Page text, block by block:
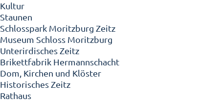
Kultur
Staunen
Schlosspark Moritzburg Zeitz
Museum Schloss Moritzburg
Unterirdisches Zeitz
Brikettfabrik Hermannschacht
Dom, Kirchen und Klöster
Historisches Zeitz
Rathaus